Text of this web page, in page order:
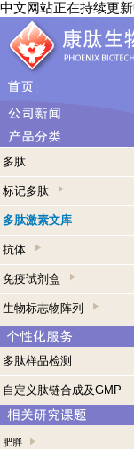
中文网站正在持续更
多肽
标记多肽
多肽激素文库
抗体
免疫试剂盒
生物标志物阵列
多肽样品检测
自定义肽链合成及GMP
肥胖